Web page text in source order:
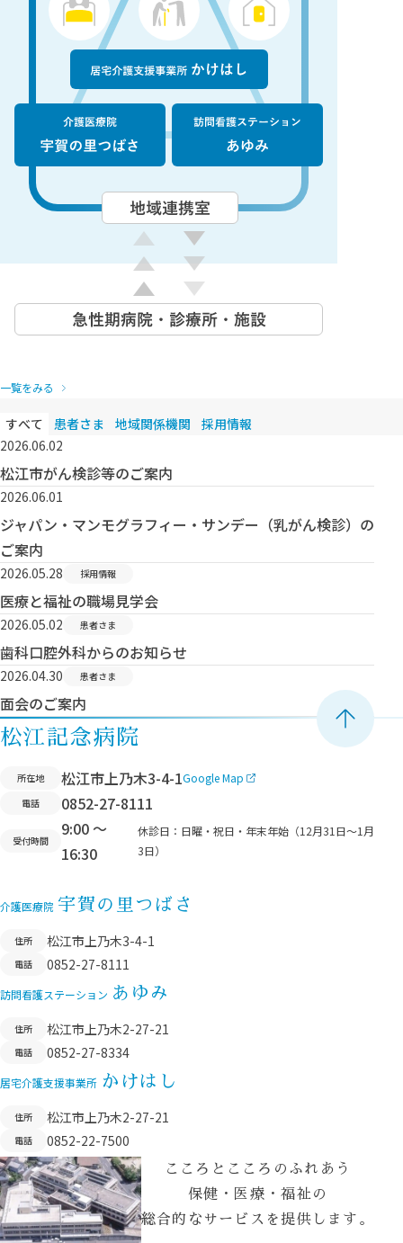
一覧をみる
すべて 患者さま 地域関係機関
採用情報
2026.06.02
松江市がん検診等のご案内
2026.06.01
ジャパン・マンモグラフィー・サンデー（乳がん検診）の
ご案内
2026.05.28 採用情報
医療と​福祉の​職場見学会
2026.05.02 患者さま
歯科口腔外科からのお知らせ
2026.04.30 患者さま
面会のご案内
ペ
ッ
松江記念病院
所在地 松江市上乃木3-4-1Google Map
電話 0852-27-8111
受付時間
9:00 ～
16:30
休診日： 日曜・祝日・年末年始（12月31日〜1月
3日）
介護医療院 宇賀の里つばさ
住所 松江市上乃木3-4-1
電話 0852-27-8111
訪問看護ステーション あゆみ
住所 松江市上乃木2-27-21
電話 0852-27-8334
居宅介護支援事業所 かけはし
住所 松江市上乃木2-27-21
電話 0852-22-7500
こころとこころのふれあう
保健・医療・福祉の
総合的なサービスを提供します。